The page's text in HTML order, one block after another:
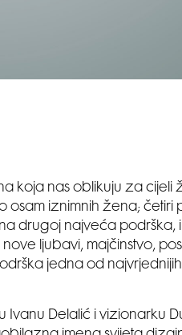
koja nas oblikuju za cijeli
osam iznimnih žena; četiri
drugoj najveća podrška,
ljubavi, majčinstvo,
jedna od
Delalić i vizionarku